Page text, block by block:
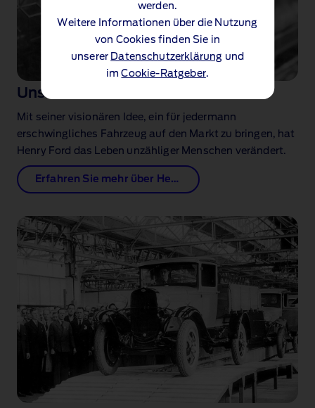
werden.
Weitere Informationen über die Nutzung
von Cookies finden Sie in
unserer Datenschutzerklärung und
imCookie-Ratgeber.
Unser Gründer
Mit seiner visionären Idee, ein für jedermann
erschwingliches Fahrzeug auf den Markt zu bringen, hat
Henry Ford das Leben unzähliger Menschen verändert.
Erfahren Sie mehr über Henry Ford